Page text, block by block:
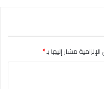
مشار إليها بـ*